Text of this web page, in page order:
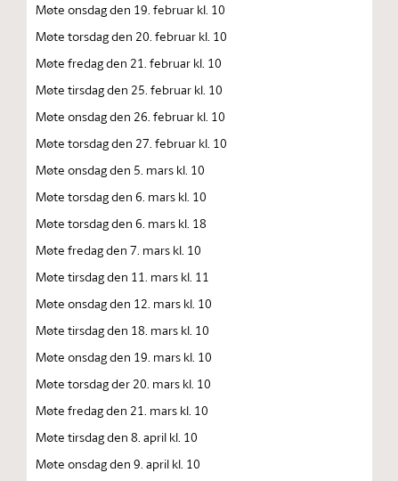
Møte onsdag den 19. februar kl. 10
Møte torsdag den 20. februar kl. 10
Møte fredag den 21. februar kl. 10
Møte tirsdag den 25. februar kl. 10
Møte onsdag den 26. februar kl. 10
Møte torsdag den 27. februar kl. 10
Møte onsdag den 5. mars kl. 10
Møte torsdag den 6. mars kl. 10
Møte torsdag den 6. mars kl. 18
Møte fredag den 7. mars kl. 10
Møte tirsdag den 11. mars kl. 11
Møte onsdag den 12. mars kl. 10
Møte tirsdag den 18. mars kl. 10
Møte onsdag den 19. mars kl. 10
Møte torsdag der 20. mars kl. 10
Møte fredag den 21. mars kl. 10
Møte tirsdag den 8. april kl. 10
Møte onsdag den 9. april kl. 10